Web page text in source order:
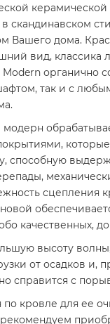
скандинавском
Вашего дома.
вид, классика
органично
так и с
способную
сцепления
качественных,
высоту
от осадков и,
справится с
кровле для ее
рекомендуем